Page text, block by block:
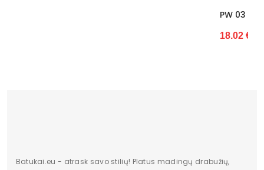
PW 03 Monako Girlianda Auštant
Batukai.eu - atrask savo stilių! Platus madingų drabužių,